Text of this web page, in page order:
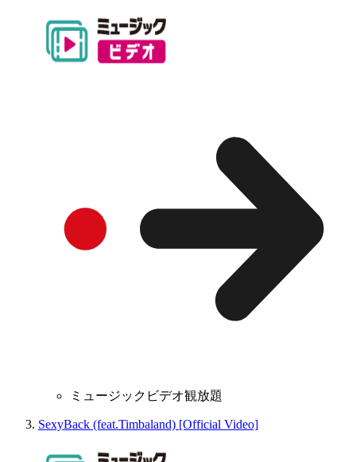
ミュージックビデオ観放題
SexyBack (feat.Timbaland) [Official Video]